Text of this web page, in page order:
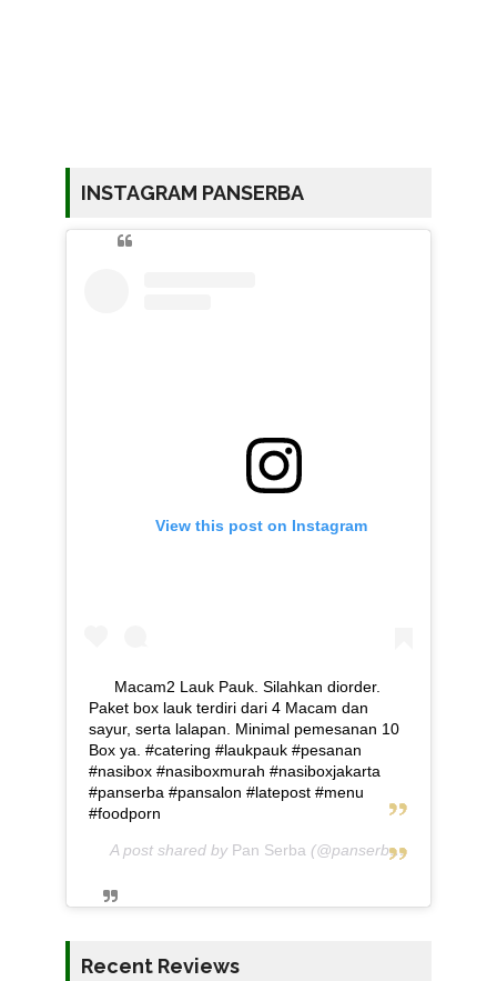
INSTAGRAM PANSERBA
View this post on Instagram
Macam2 Lauk Pauk. Silahkan diorder.
Paket box lauk terdiri dari 4 Macam dan
sayur, serta lalapan. Minimal pemesanan 10
Box ya. #catering #laukpauk #pesanan
#nasibox #nasiboxmurah #nasiboxjakarta
#panserba #pansalon #latepost #menu
#foodporn
A post shared by Pan Serba (@panserba) on
Recent Reviews